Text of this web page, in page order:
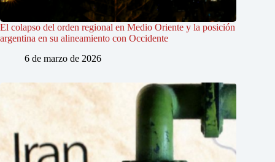
El colapso del orden regional en Medio Oriente y la posición
argentina en su alineamiento con Occidente
6 de marzo de 2026